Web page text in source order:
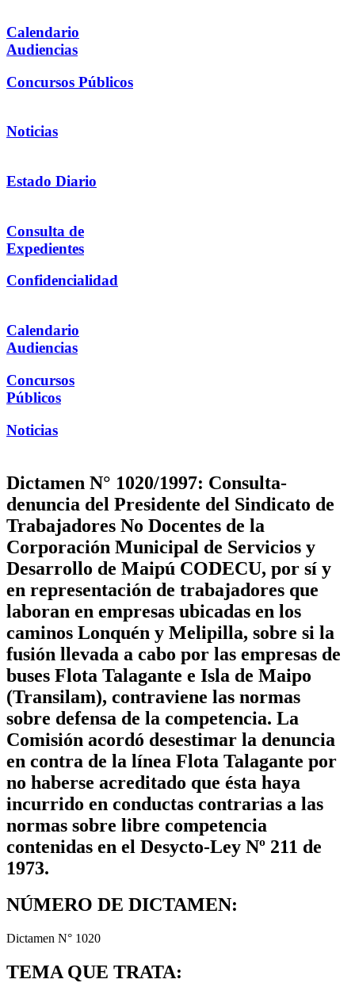
Calendario
Audiencias
Concursos Públicos
Noticias
Estado Diario
Consulta de
Expedientes
Confidencialidad
Calendario
Audiencias
Concursos
Públicos
Noticias
Dictamen N° 1020/1997: Consulta-
denuncia del Presidente del Sindicato de
Trabajadores No Docentes de la
Corporación Municipal de Servicios y
Desarrollo de Maipú CODECU, por sí y
en representación de trabajadores que
laboran en empresas ubicadas en los
caminos Lonquén y Melipilla, sobre si la
fusión llevada a cabo por las empresas de
buses Flota Talagante e Isla de Maipo
(Transilam), contraviene las normas
sobre defensa de la competencia. La
Comisión acordó desestimar la denuncia
en contra de la línea Flota Talagante por
no haberse acreditado que ésta haya
incurrido en conductas contrarias a las
normas sobre libre competencia
contenidas en el Desycto-Ley Nº 211 de
1973.
NÚMERO DE DICTAMEN:
Dictamen N° 1020
TEMA QUE TRATA: